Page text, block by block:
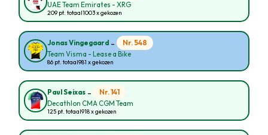
UAE Team Emirates - XRG
209 pt. totaal1003 x gekozen
Jonas Vingegaard - Nr. 548
Team Visma - Lease a Bike
86 pt. totaal981 x gekozen
Paul Seixas - Nr. 141
Decathlon CMA CGM Team
125 pt. totaal918 x gekozen